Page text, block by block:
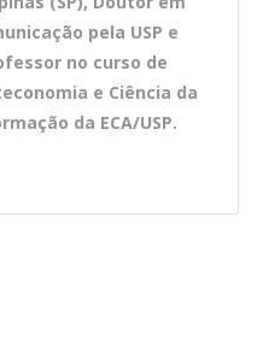
pela USP e
no curso de
e Ciência da
da ECA/USP.